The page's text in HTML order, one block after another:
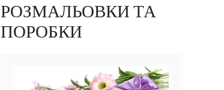
РОЗМАЛЬОВКИ ТА
ПОРОБКИ